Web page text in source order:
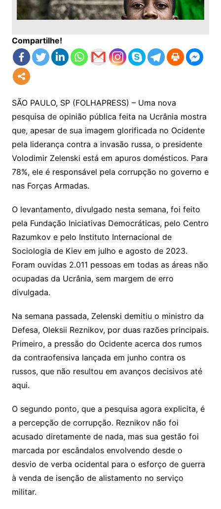
Compartilhe!
SÃO PAULO, SP (FOLHAPRESS) – Uma nova
pesquisa de opinião pública feita na Ucrânia mostra
que, apesar de sua imagem glorificada no Ocidente
pela liderança contra a invasão russa, o presidente
Volodimir Zelenski está em apuros domésticos. Para
78%, ele é responsável pela corrupção no governo e
nas Forças Armadas.
O levantamento, divulgado nesta semana, foi feito
pela Fundação Iniciativas Democráticas, pelo Centro
Razumkov e pelo Instituto Internacional de
Sociologia de Kiev em julho e agosto de 2023.
Foram ouvidas 2.011 pessoas em todas as áreas não
ocupadas da Ucrânia, sem margem de erro
divulgada.
Na semana passada, Zelenski demitiu o ministro da
Defesa, Oleksii Reznikov, por duas razões principais.
Primeiro, a pressão do Ocidente acerca dos rumos
da contraofensiva lançada em junho contra os
russos, que não resultou em avanços decisivos até
aqui.
O segundo ponto, que a pesquisa agora explicita, é
a percepção de corrupção. Reznikov não foi
acusado diretamente de nada, mas sua gestão foi
marcada por escândalos envolvendo desde o
desvio de verba ocidental para o esforço de guerra
à venda de isenção de alistamento no serviço
militar.